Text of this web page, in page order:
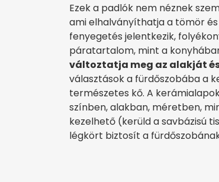
Ezek a padlók nem néznek
ami elhalványíthatja a tömör
fenyegetés jelentkezik,
páratartalom, mint a
változtatja meg az alakját
választások a fürdőszobába a
természetes kő. A
színben, alakban, méretben,
kezelhető (kerüld a savbázisú
légkört biztosít a